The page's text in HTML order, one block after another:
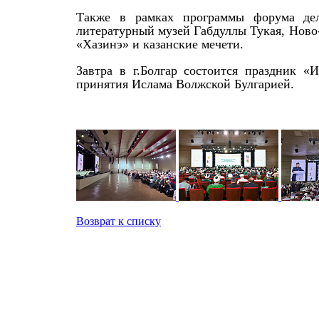
Также в рамках программы форума
литературный музей Габдуллы Тукая,
«Хазинэ» и казанские мечети.
Завтра в г.Болгар состоится праздник
принятия Ислама Волжской Булгарией.
Возврат к списку